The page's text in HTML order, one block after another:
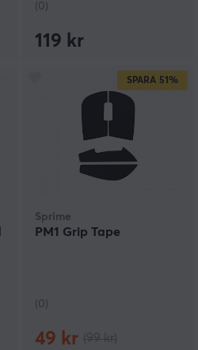
(0)
119 kr
SPARA 51%
Sprime
PM1 Grip Tape
(0)
49 kr